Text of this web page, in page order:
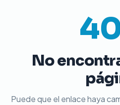
No
Puede que el enlace haya